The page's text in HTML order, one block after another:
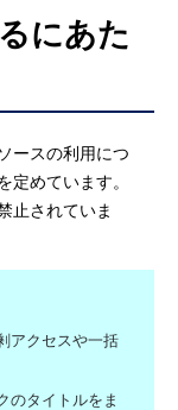
にあた
ースの利用につ
定めています。
止されていま
アクセスや一括
のタイトルをま